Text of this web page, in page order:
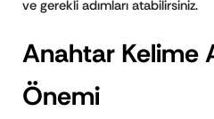
ve gerekli adımları atabilirsiniz.
Anahtar Kelime
Önemi